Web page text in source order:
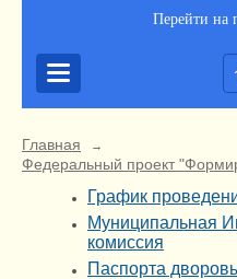
Перейти на
Главная →
Федеральный проект
График
Муниципальная
комиссия
Паспорта